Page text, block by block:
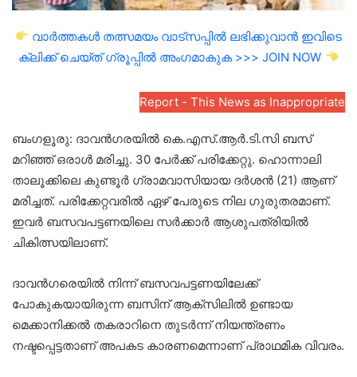
വാർത്തകൾ തത്സമയം വാട്സപ്പിൽ ലഭിക്കുവാൻ ഇവിടെ
ക്ലിക്ക് ചെയ്ത് ഗ്രൂപ്പിൽ അംഗമാകുക >>> JOIN NOW
Report - This News as Inappropriate
ബംഗളൂരു: ദാവന്‍ഗരയില്‍ കെ.എസ്.ആര്‍.ടി.സി ബസ്
മറിഞ്ഞ് ഒരാൾ മരിച്ചു. 30 പേർക്ക് പരിക്കേറ്റു. ഹൊന്നാലി
താലൂക്കിലെ കുണ്ടൂർ ഗ്രാമവാസിയായ ദർശൻ (21) ആണ്
മരിച്ചത്. പരിക്കേറ്റവരിൽ ഏഴ് പേരുടെ നില ഗുരുതരമാണ്.
ഇവര്‍ ബസവപട്ടണയിലെ സർക്കാർ ആശുപത്രിയിൽ
ചികിത്സയിലാണ്.
ദാവൻഗരെയിൽ നിന്ന് ബസവപട്ടണയിലേക്ക്
പോകുകയായിരുന്ന ബസിന് ആക്‌സിലിൽ ഉണ്ടായ
മെക്കാനിക്കൽ തകരാറിനെ തുടർന്ന് നിയന്ത്രണം
നഷ്ടപ്പെട്ടതാണ് അപകട കാരണമെന്നാണ് പ്രാഥമിക വിവരം.